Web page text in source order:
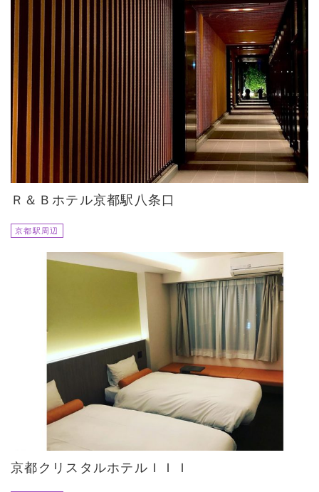
Ｒ＆Ｂホテル京都駅八条口
京都駅周辺
京都クリスタルホテルＩＩＩ